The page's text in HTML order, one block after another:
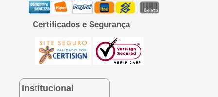
Certificados e Segurança
Institucional